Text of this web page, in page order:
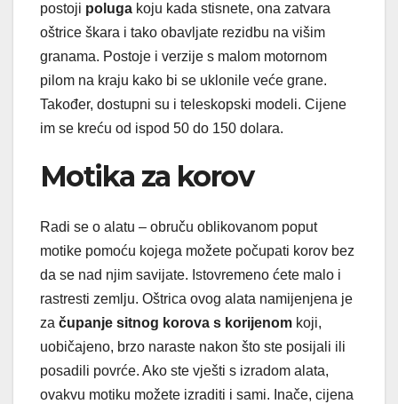
postoji poluga koju kada stisnete, ona zatvara
oštrice škara i tako obavljate rezidbu na višim
granama. Postoje i verzije s malom motornom
pilom na kraju kako bi se uklonile veće grane.
Također, dostupni su i teleskopski modeli. Cijene
im se kreću od ispod 50 do 150 dolara.
Motika za korov
Radi se o alatu – obruču oblikovanom poput
motike pomoću kojega možete počupati korov bez
da se nad njim savijate. Istovremeno ćete malo i
rastresti zemlju. Oštrica ovog alata namijenjena je
za čupanje sitnog korova s korijenom koji,
uobičajeno, brzo naraste nakon što ste posijali ili
posadili povrće. Ako ste vješti s izradom alata,
ovakvu motiku možete izraditi i sami. Inače, cijena